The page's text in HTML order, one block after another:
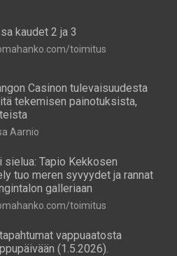
kaudet 2 ja 3
toimitus
Casinon tulevaisuudesta
tekemisen painotuksista,
Aarnio
sielua: Tapio Kekkosen
tuo meren syvyydet ja rannat
galleriaan
toimitus
vappuaatosta
(1.5.2026).